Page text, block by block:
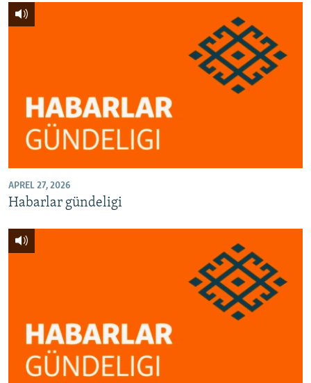
APREL 27, 2026
Habarlar gündeligi